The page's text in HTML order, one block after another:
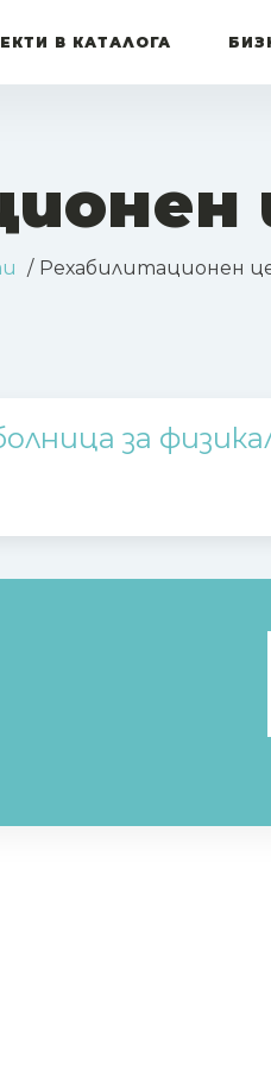
В КАТАЛОГА
Рехабилитационен
за